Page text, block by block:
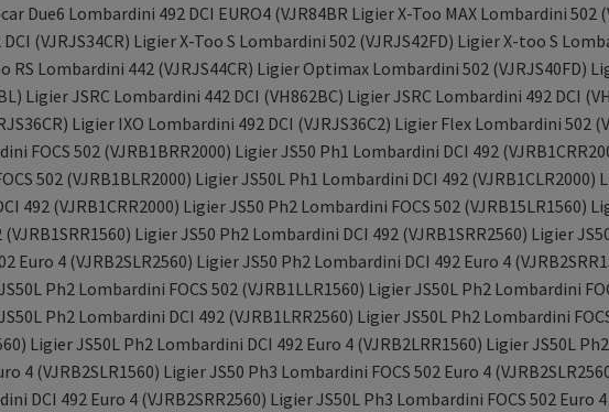
Due6 Lombardini 492 DCI EURO4 (VJR84BR Ligier X-Too MAX Lombardini
(VJRJS34CR) Ligier X-Too S Lombardini 502 (VJRJS42FD) Ligier X-too S
RS Lombardini 442 (VJRJS44CR) Ligier Optimax Lombardini 502 (VJRJS40FD)
Ligier JSRC Lombardini 442 DCI (VH862BC) Ligier JSRC Lombardini 492 DCI
Ligier IXO Lombardini 492 DCI (VJRJS36C2) Ligier Flex Lombardini 502
FOCS 502 (VJRB1BRR2000) Ligier JS50 Ph1 Lombardini DCI 492
502 (VJRB1BLR2000) Ligier JS50L Ph1 Lombardini DCI 492
492 (VJRB1CRR2000) Ligier JS50 Ph2 Lombardini FOCS 502 (VJRB15LR1560)
Ligier JS50 Ph2 Lombardini DCI 492 (VJRB1SRR2560) Ligier
Euro 4 (VJRB2SLR2560) Ligier JS50 Ph2 Lombardini DCI 492 Euro 4
Ph2 Lombardini FOCS 502 (VJRB1LLR1560) Ligier JS50L Ph2 Lombardini
Ph2 Lombardini DCI 492 (VJRB1LRR2560) Ligier JS50L Ph2 Lombardini
Ligier JS50L Ph2 Lombardini DCI 492 Euro 4 (VJRB2LRR1560) Ligier JS50L
4 (VJRB2SLR1560) Ligier JS50 Ph3 Lombardini FOCS 502 Euro 4
DCI 492 Euro 4 (VJRB2SRR2560) Ligier JS50L Ph3 Lombardini FOCS 502 Euro